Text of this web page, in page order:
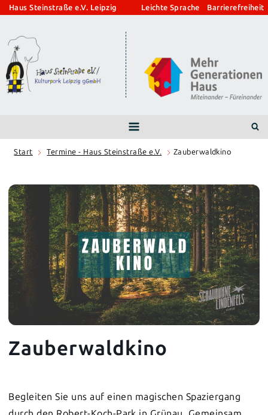
Zum
springen
Haus Steinstraße e.V. Leipzig Leichte Sprache Barrierefreiheit
Start Termine - Haus Steinstraße e.V. Zauberwaldkino
Zauberwaldkino
Begleiten Sie uns auf einen magischen Spaziergang